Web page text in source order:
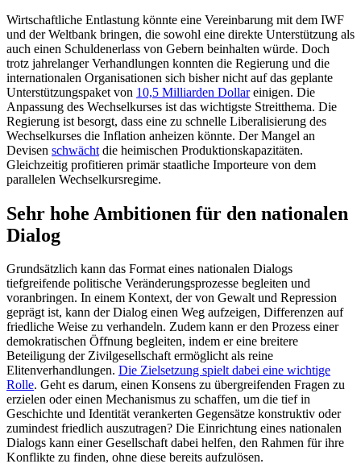
Wirtschaftliche Entlastung könnte eine Vereinbarung mit dem IWF
und der Welt­bank bringen, die sowohl eine direkte Unterstützung als
auch einen Schulden­erlass von Gebern beinhalten würde. Doch
trotz jahrelanger Verhandlungen konnten die Regierung und die
internationalen Organisationen sich bisher nicht auf das geplante
Unterstützungspaket von 10,5 Mil­liarden Dollareinigen. Die
Anpassung des Wechselkurses ist das wichtigste Streit­thema. Die
Regierung ist besorgt, dass eine zu schnelle Liberalisierung des
Wechselkurses die Inflation anheizen könnte. Der Mangel an
Devisen schwächt die heimischen Produktionskapazitäten.
Gleichzeitig profitieren primär staatliche Importeure von dem
parallelen Wechselkursregime.
Sehr hohe Ambitionen für den nationalen
Dialog
Grundsätzlich kann das Format eines natio­nalen Dialogs
tiefgreifende politische Ver­änderungsprozesse begleiten und
voranbringen. In einem Kontext, der von Gewalt und Repression
geprägt ist, kann der Dialog einen Weg aufzeigen, Differenzen auf
fried­liche Weise zu verhandeln. Zudem kann er den Prozess einer
demokratischen Öffnung be­gleiten, indem er eine breitere
Beteiligung der Zivilgesellschaft ermöglicht als reine
Elitenverhandlungen. Die Zielsetzung spielt dabei eine wichtige
Rolle. Geht es darum, einen Kon­sens zu übergreifenden Fragen zu
erzielen oder einen Mechanismus zu schaf­fen, um die tief in
Geschichte und Identität verankerten Gegensätze konstruktiv oder
zumindest friedlich auszutragen? Die Ein­richtung eines nationalen
Dialogs kann einer Gesellschaft dabei helfen, den Rahmen für ihre
Konflikte zu finden, ohne diese bereits aufzulösen.